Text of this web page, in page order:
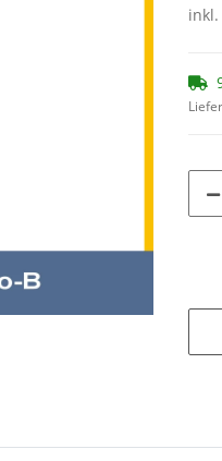
inkl.